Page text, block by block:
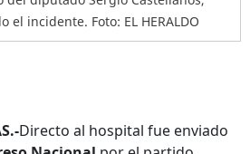
incidente. Foto: EL HERALDO
Directo al hospital fue enviado